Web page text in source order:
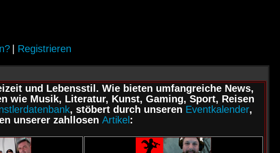
Registrieren
und Lebensstil. Wie bieten umfangreiche News,
wie Musik, Literatur, Kunst, Gaming, Sport, Reisen
, stöbert durch unseren Eventkalender,
unserer zahllosen Artikel :